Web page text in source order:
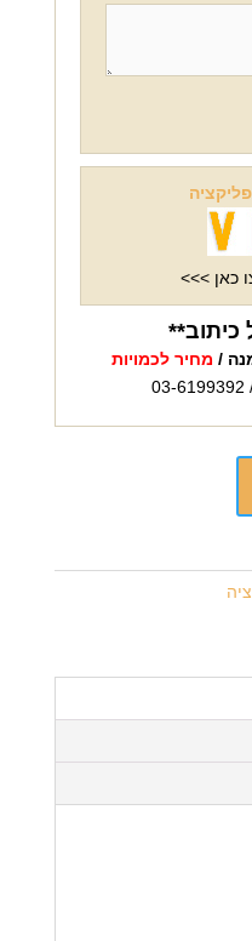
כאן >>>
כיתוב**
/ מחיר לכמויות